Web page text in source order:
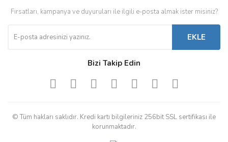
Fırsatları, kampanya ve duyuruları ile ilgili e-posta almak ister misiniz?
EKLE
Bizi Takip Edin
© Tüm hakları saklıdır. Kredi kartı bilgileriniz 256bit SSL sertifikası ile
korunmaktadır.